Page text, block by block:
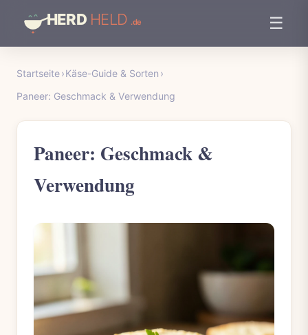
☰
Startseite›Käse-Guide & Sorten ›
Paneer: Geschmack & Verwendung
Paneer: Geschmack &
Verwendung